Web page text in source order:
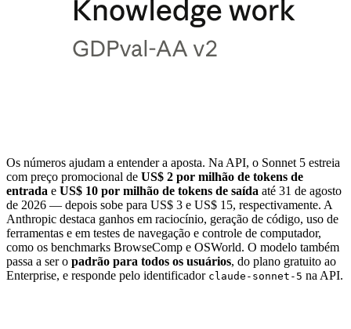
Os números ajudam a entender a aposta. Na API, o Sonnet 5 estreia
com preço promocional de US$ 2 por milhão de tokens de
entrada e US$ 10 por milhão de tokens de saída até 31 de agosto
de 2026 — depois sobe para US$ 3 e US$ 15, respectivamente. A
Anthropic destaca ganhos em raciocínio, geração de código, uso de
ferramentas e em testes de navegação e controle de computador,
como os benchmarks BrowseComp e OSWorld. O modelo também
passa a ser o padrão para todos os usuários, do plano gratuito ao
Enterprise, e responde pelo identificador claude-sonnet-5 na API.